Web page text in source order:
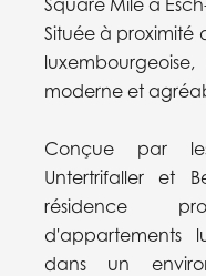
Située à proximité
moderne et
Conçue par
Untertrifaller et
résidence
d'appartements
dans un